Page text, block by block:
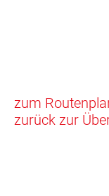
zum
zurück zur